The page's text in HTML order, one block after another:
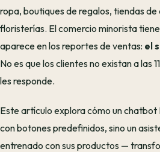
ropa, boutiques de regalos, tiendas
floristerías. El comercio minorista
aparece en los reportes de ventas: el
No es que los clientes no existan a las
les responde.
Este artículo explora cómo un
con botones predefinidos, sino un
entrenado con sus productos —